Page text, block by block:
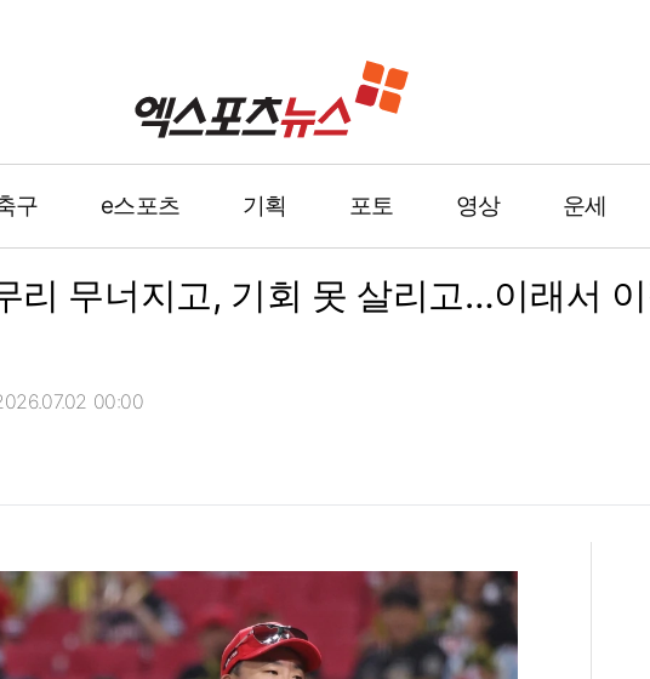
구 e스포츠 기획 포토 영상 운세
리 무너지고, 기회 못 살리고…이래서
00:00